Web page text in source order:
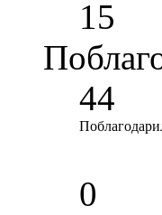
15
44
0